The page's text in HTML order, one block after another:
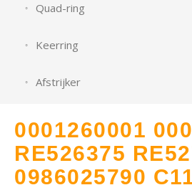
Quad-ring
Keerring
Afstrijker
0001260001
RE526375
0986025790